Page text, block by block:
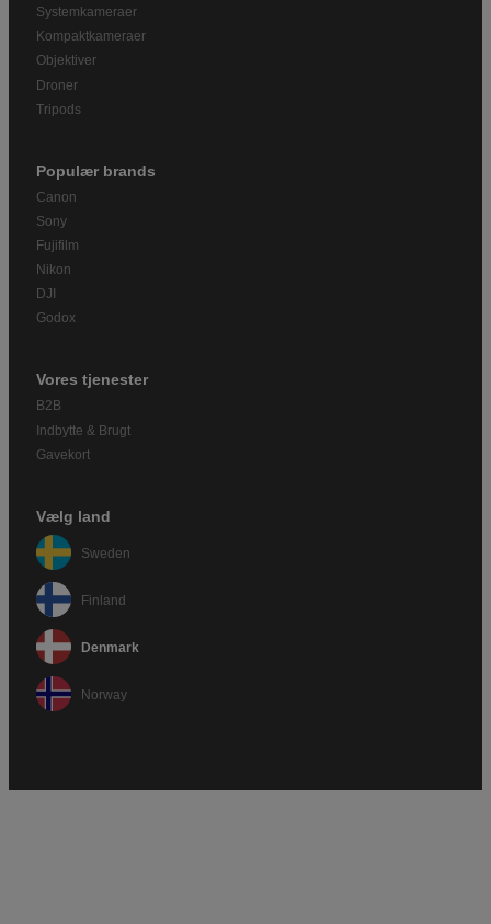
Systemkameraer
Kompaktkameraer
Objektiver
Droner
Tripods
Populær brands
Canon
Sony
Fujifilm
Nikon
DJI
Godox
Vores tjenester
B2B
Indbytte & Brugt
Gavekort
Vælg land
Sweden
Finland
Denmark
Norway